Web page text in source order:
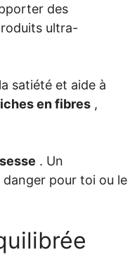
des
ultra-
satiété et aide à
en fibres ,
. Un
danger pour toi ou le